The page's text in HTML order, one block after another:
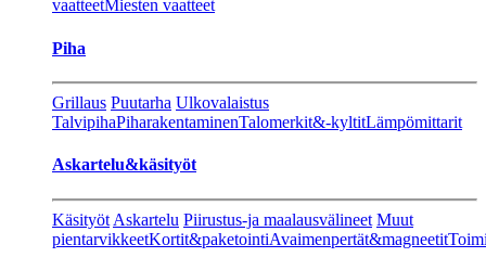
vaatteetMiesten vaatteet
Piha
Grillaus Puutarha Ulkovalaistus
TalvipihaPiharakentaminenTalomerkit&-kyltitLämpömittarit
Askartelu&käsityöt
Käsityöt Askartelu Piirustus-ja maalausvälineet Muut
pientarvikkeetKortit&paketointiAvaimenpertät&magneetit